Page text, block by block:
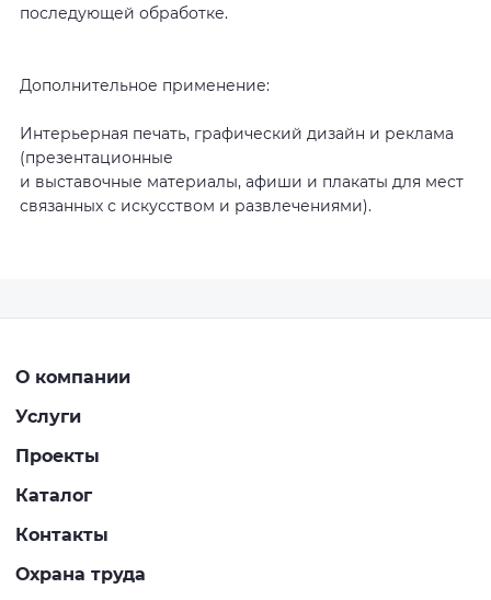
последующей обработке.
Дополнительное применение:
Интерьерная печать, графический дизайн и реклама
(презентационные
и выставочные материалы, афиши и плакаты для мест
связанных с искусством и развлечениями).
О компании
Услуги
Проекты
Каталог
Контакты
Охрана труда